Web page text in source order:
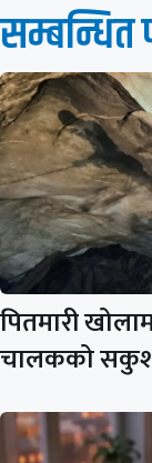
सम्बन्धित
पितमारी
चालकको